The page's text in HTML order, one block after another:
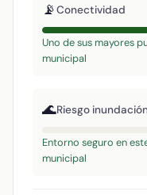
📡Conectividad
Uno de sus mayores
municipal
🌊Riesgo
Entorno seguro en
municipal